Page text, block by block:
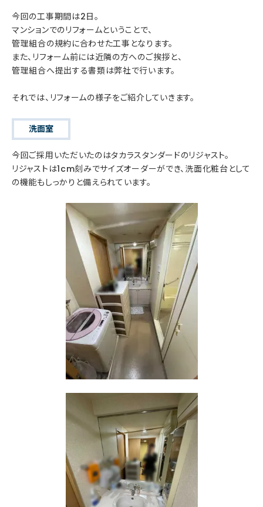
今回の工事期間は2日。
マンションでのリフォームということで、
管理組合の規約に合わせた工事となります。
また、リフォーム前には近隣の方へのご挨拶と、
管理組合へ提出する書類は弊社で行います。
それでは、リフォームの様子をご紹介していきます。
洗面室
今回ご採用いただいたのはタカラスタンダードのリジャスト。
リジャストは1cm刻みでサイズオーダーができ、洗面化粧台として
の機能もしっかりと備えられています。